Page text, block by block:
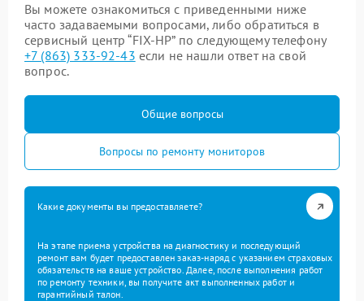
Вы можете ознакомиться с приведенными ниже
часто задаваемыми вопросами, либо обратиться в
сервисный центр “FIX-HP” по следующему телефону
+7 (863) 333-92-43 если не нашли ответ на свой
вопрос.
Общие вопросы
Вопросы по ремонту мониторов
Какие документы вы предоставляете?
На этапе приема устройства на диагностику и последующий
ремонт вам будет предоставлен заказ-наряд с указанием страховых
обязательств на ваше устройство. Далее, после выполнения работ
по ремонту техники, вы получите акт выполненных работ и
гарантийный талон.